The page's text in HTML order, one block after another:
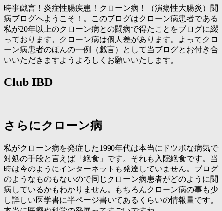
時事戯言！炎症性腸疾患！クローン病！（潰瘍性大腸炎）闘
病ブログへようこそ！。このブログはクローン病患者である
私が20年以上のクローン病との闘病で得たことをブログに綴
っております。クローン病は個人差があります。よってクロ
ーン病患者のほんの一例（戯言）として当ブログとお付き合
いいただきますようよろしくお願いいたします。
Club IBD
さらにクローン病
私がクローン病を発症した1990年代は本当にドツボな病気で
対処の手段と言えば「絶食」です。それも入院絶食です。当
時は今のようにインターネットも発達していません。ブログ
のようなものもないので同じクローン病患者がどのように闘
病しているかもわかりません。もちろんクローン病の事も少
し詳しい医学書に半ページ書いてあるくらいの情報量です。